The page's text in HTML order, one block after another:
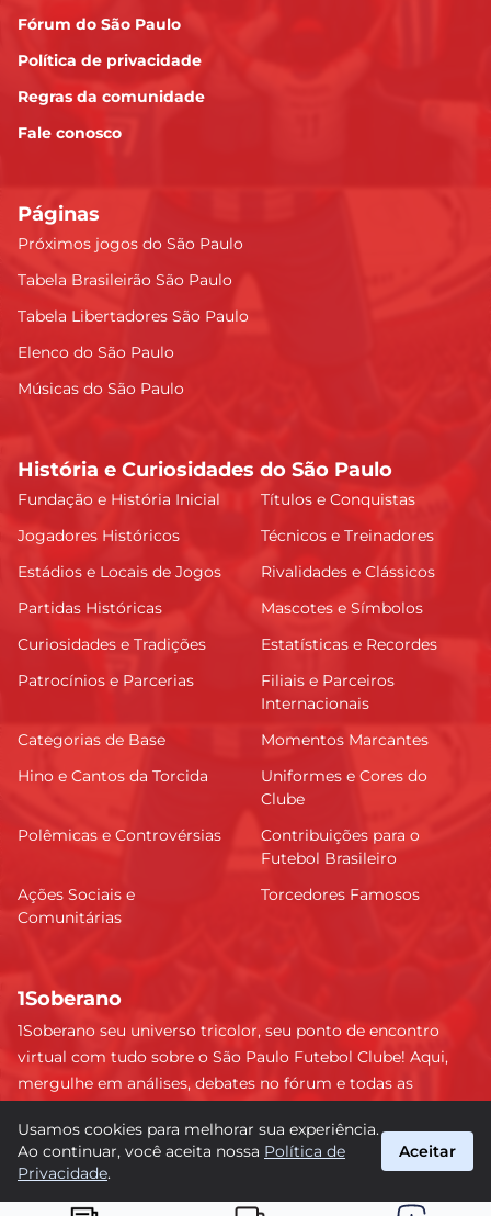
Fórum do São Paulo
Política de privacidade
Regras da comunidade
Fale conosco
Páginas
Próximos jogos do São Paulo
Tabela Brasileirão São Paulo
Tabela Libertadores São Paulo
Elenco do São Paulo
Músicas do São Paulo
História e Curiosidades do São Paulo
Fundação e História Inicial
Títulos e Conquistas
Jogadores Históricos
Técnicos e Treinadores
Estádios e Locais de Jogos
Rivalidades e Clássicos
Partidas Históricas
Mascotes e Símbolos
Curiosidades e Tradições
Estatísticas e Recordes
Patrocínios e Parcerias
Filiais e Parceiros
Internacionais
Categorias de Base
Momentos Marcantes
Hino e Cantos da Torcida
Uniformes e Cores do
Clube
Polêmicas e Controvérsias
Contribuições para o
Futebol Brasileiro
Ações Sociais e
Comunitárias
Torcedores Famosos
1Soberano
1Soberano seu universo tricolor, seu ponto de encontro
virtual com tudo sobre o São Paulo Futebol Clube! Aqui,
mergulhe em análises, debates no fórum e todas as
detalhe e faça parte dessa comunidade apaixonada pelo
tricolor paulista. #SPFC #SãoPaulo #1Soberano
Usamos cookies para melhorar sua experiência.
Ao continuar, você aceita nossa Política de
Privacidade.
Aceitar